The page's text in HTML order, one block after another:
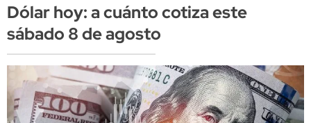
Dólar hoy: a cuánto cotiza este
sábado 8 de agosto